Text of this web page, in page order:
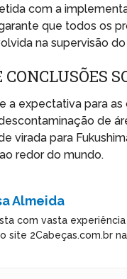
com a
que todos os
na supervisão
a expectativa para
de
virada para
redor do mundo.
Almeida
com vasta
site 2Cabeças.com.br